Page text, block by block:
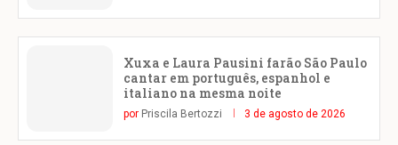
Xuxa e Laura Pausini farão São Paulo
cantar em português, espanhol e
italiano na mesma noite
por Priscila Bertozzi 3 de agosto de 2026